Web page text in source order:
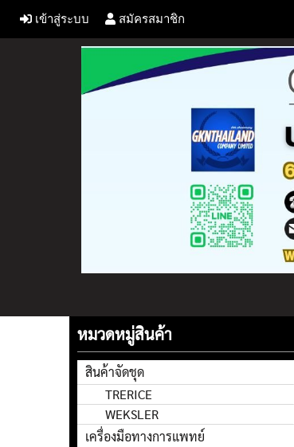
เข้าสู่ระบบ สมัครสมาชิก
หมวดหมู่สินค้า
สินค้าจัดชุด
TRERICE
WEKSLER
เครื่องมือทางการแพทย์